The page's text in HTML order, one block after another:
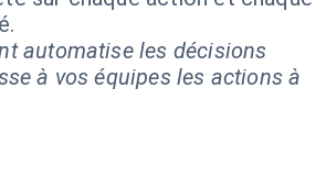
automatise les décisions
à vos équipes les actions à